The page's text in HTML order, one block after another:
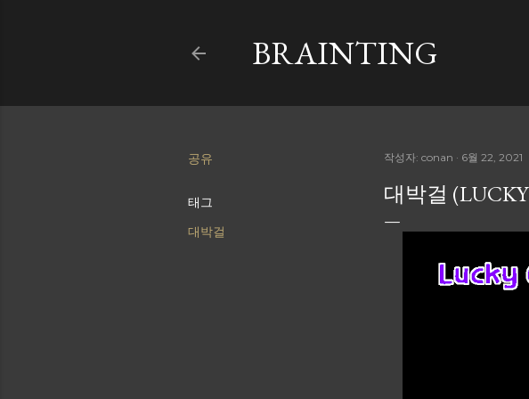
BRAINTING
공유
태그
대박걸
작성자: conan 6월 22, 2021
대박걸